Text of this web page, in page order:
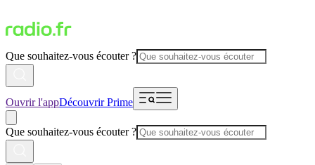
Que souhaitez-vous écouter ?
Ouvrir l'appDécouvrir Prime
Que souhaitez-vous écouter ?